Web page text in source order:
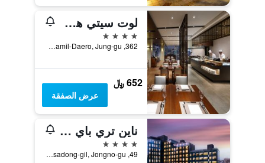
لوت سيتي هوتل ميونجدونج
4 نجوم
362, Samil-Daero, Jung-gu, سيول, كوريا الجنوبية
652 ﷼
عرض الصفقة
ناين تري باي بارناس سول إنسادونج
4 نجوم
49, Insadong-gil, Jongno-gu, سيول, كوريا الجنوبية